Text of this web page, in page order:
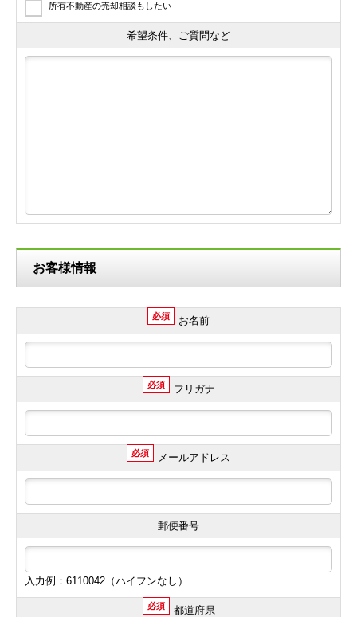
所有不動産の売却相談もしたい
希望条件、ご質問など
お客様情報
必須 お名前
必須 フリガナ
必須 メールアドレス
郵便番号
入力例：6110042（ハイフンなし）
必須 都道府県